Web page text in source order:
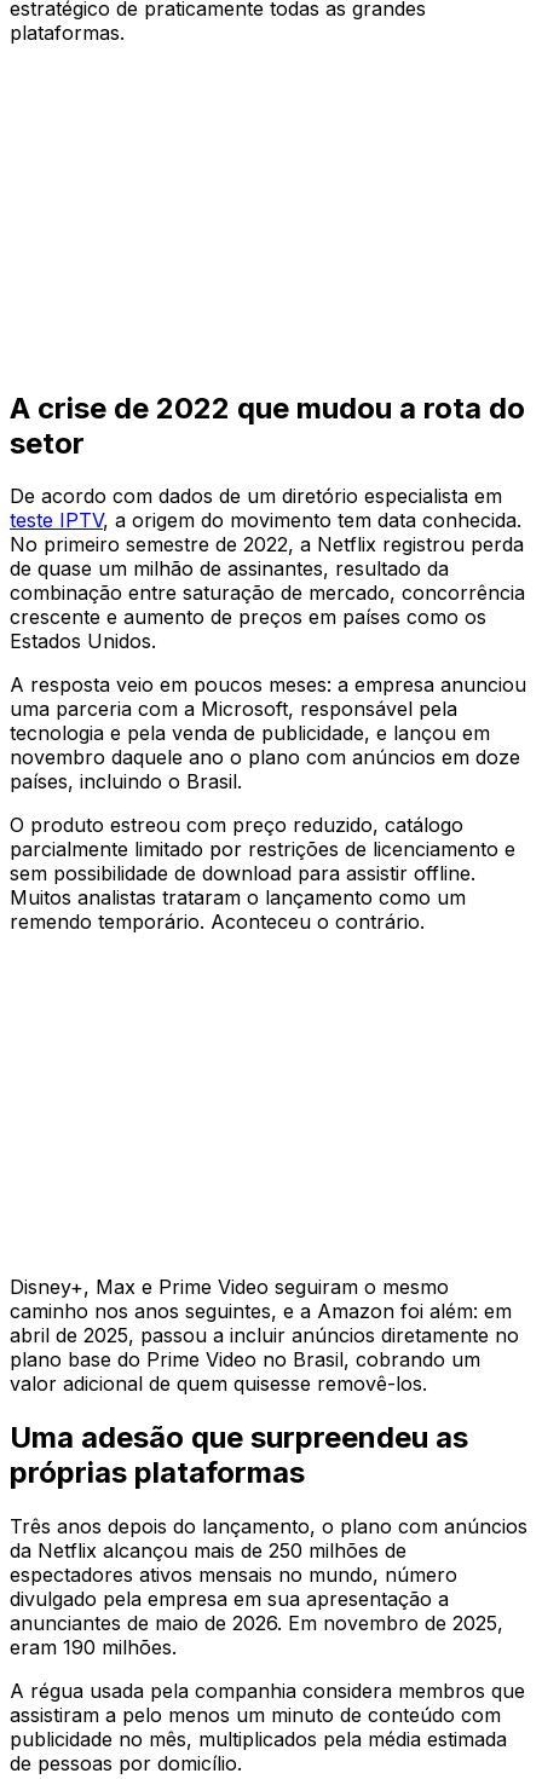
estratégico de praticamente todas as grandes
plataformas.
A crise de 2022 que mudou a rota do
setor
De acordo com dados de um diretório especialista em
teste IPTV, a origem do movimento tem data conhecida.
No primeiro semestre de 2022, a Netflix registrou perda
de quase um milhão de assinantes, resultado da
combinação entre saturação de mercado, concorrência
crescente e aumento de preços em países como os
Estados Unidos.
A resposta veio em poucos meses: a empresa anunciou
uma parceria com a Microsoft, responsável pela
tecnologia e pela venda de publicidade, e lançou em
novembro daquele ano o plano com anúncios em doze
países, incluindo o Brasil.
O produto estreou com preço reduzido, catálogo
parcialmente limitado por restrições de licenciamento e
sem possibilidade de download para assistir offline.
Muitos analistas trataram o lançamento como um
remendo temporário. Aconteceu o contrário.
Disney+, Max e Prime Video seguiram o mesmo
caminho nos anos seguintes, e a Amazon foi além: em
abril de 2025, passou a incluir anúncios diretamente no
plano base do Prime Video no Brasil, cobrando um
valor adicional de quem quisesse removê-los.
Uma adesão que surpreendeu as
próprias plataformas
Três anos depois do lançamento, o plano com anúncios
da Netflix alcançou mais de 250 milhões de
espectadores ativos mensais no mundo, número
divulgado pela empresa em sua apresentação a
anunciantes de maio de 2026. Em novembro de 2025,
eram 190 milhões.
A régua usada pela companhia considera membros que
assistiram a pelo menos um minuto de conteúdo com
publicidade no mês, multiplicados pela média estimada
de pessoas por domicílio.